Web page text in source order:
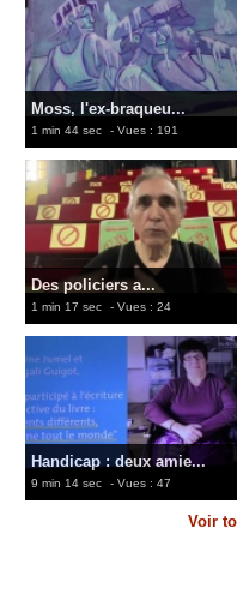
Moss, l'ex-braqueu...
1 min 44 sec - Vues : 191
Des policiers a...
1 min 17 sec - Vues : 24
Handicap : deux amie...
9 min 14 sec - Vues : 47
Voir